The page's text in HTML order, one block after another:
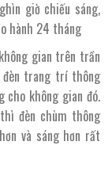
giờ chiếu sáng,
hành 24 tháng
gian trên trần
đèn trang trí thông
cho không gian đó.
đèn chùm thông
và sáng hơn rất